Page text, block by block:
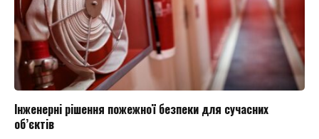
Інженерні рішення пожежної безпеки для сучасних
об’єктів